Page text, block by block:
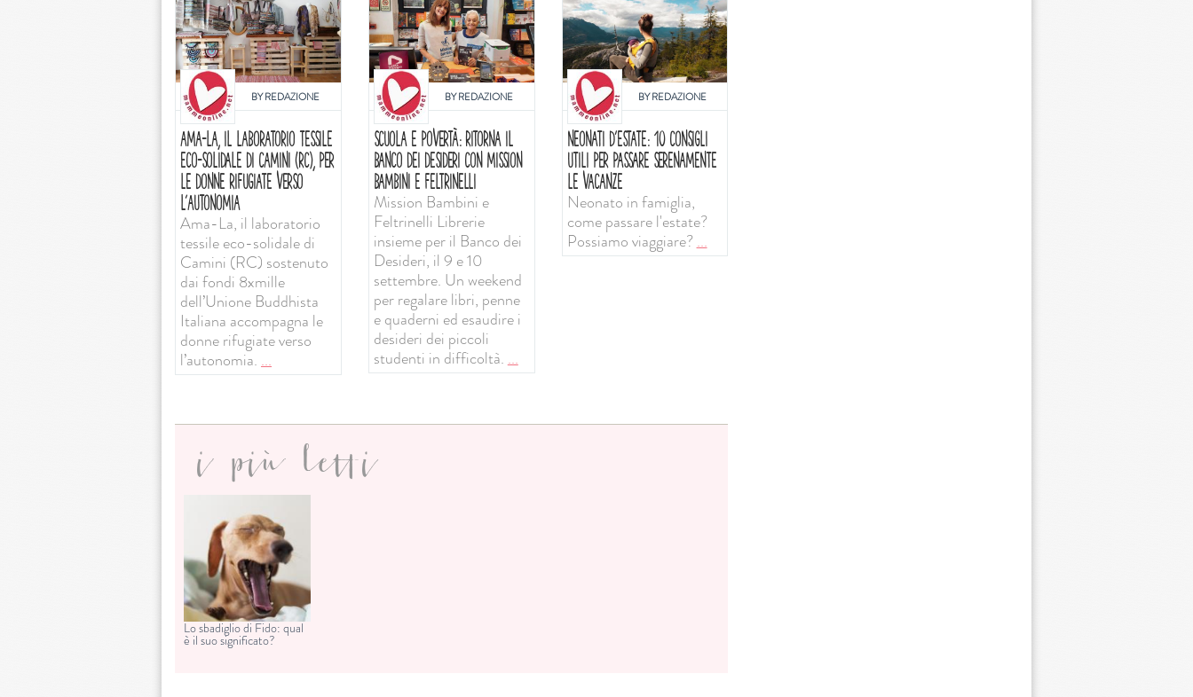
BYREDAZIONE
AMA-LA, IL LABORATORIO TESSILE
ECO-SOLIDALE DI CAMINI (RC), PER
LE DONNE RIFUGIATE VERSO
L’AUTONOMIA
Ama-La, il laboratorio
tessile eco-solidale di
Camini (RC) sostenuto
dai fondi 8xmille
dell’Unione Buddhista
Italiana accompagna le
donne rifugiate verso
l’autonomia. ...
BYREDAZIONE
SCUOLA E POVERTÀ: RITORNA IL
BANCO DEI DESIDERI CON MISSION
BAMBINI E FELTRINELLI
Mission Bambini e
Feltrinelli Librerie
insieme per il Banco dei
Desideri, il 9 e 10
settembre. Un weekend
per regalare libri, penne
e quaderni ed esaudire i
desideri dei piccoli
studenti in difficoltà. ...
BYREDAZIONE
NEONATI D'ESTATE: 10 CONSIGLI
UTILI PER PASSARE SERENAMENTE
LE VACANZE
Neonato in famiglia,
come passare l'estate?
Possiamo viaggiare?...
i più letti
Lo sbadiglio di Fido: qual
è il suo significato?